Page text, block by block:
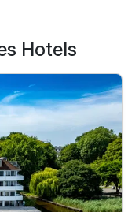
p.P. ab 405,00 €
Hotels